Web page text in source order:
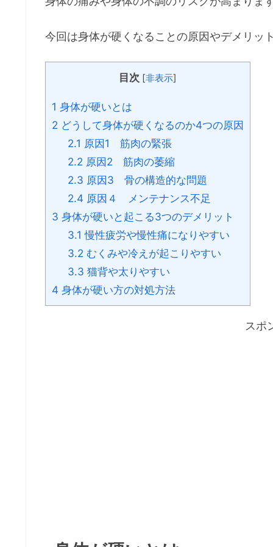
今回は身体が硬くなることの原因やデメリッ
目次 [非表示]
1 身体が硬いとは
2 どうして身体が硬くなるのか4つの原因
2.1 原因1 筋肉の緊張
2.2 原因2 筋肉の萎縮
2.3 原因3 骨の構造的な問題
2.4 原因４ メンテナンス不足
3 身体が硬いと起こる3つのデメリット
3.1 慢性疲労や慢性痛になりやすい
3.2 むくみや冷えが起こりやすい
3.3 猫背や太りやすい
4 身体が硬い方の対処方法
スポ